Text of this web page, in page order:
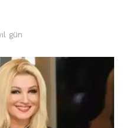
gün